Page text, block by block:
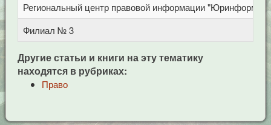
Региональный центр правовой информации "Юринформ"
Филиал № 3
Другие статьи и книги на эту тематику
находятся в рубриках:
Право